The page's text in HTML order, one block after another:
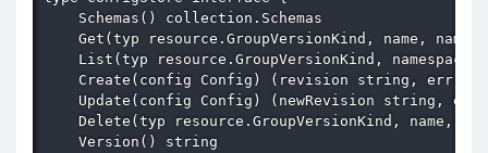
    Schemas() collection.Schemas
Get(typ resource.GroupVersionKind, name,
List(typ resource.GroupVersionKind, namespace
Create(config Config) (revision string, err
Update(config Config) (newRevision string, err
Delete(typ resource.GroupVersionKind, name,
    Version() string